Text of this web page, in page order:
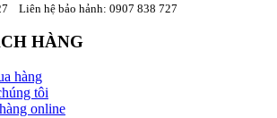
Liên hệ bảo hảnh: 0907 838 727
HÀNG
hàng
tôi
online